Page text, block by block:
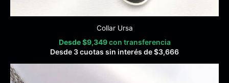
Collar Ursa
Desde$9,349 con transferencia
Desde 3 cuotas sin interés de$3,666